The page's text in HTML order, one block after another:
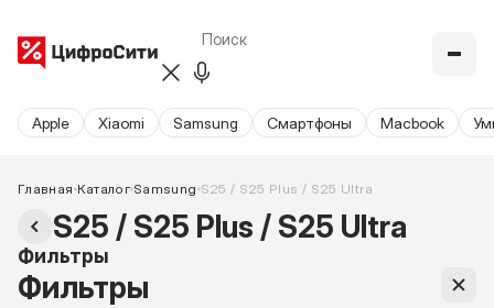
Apple Xiaomi Samsung Cмартфоны Macbook
Главная Каталог Samsung S25 / S25 Plus / S25 Ultra
S25 / S25 Plus / S25 Ultra
Фильтры
Фильтры